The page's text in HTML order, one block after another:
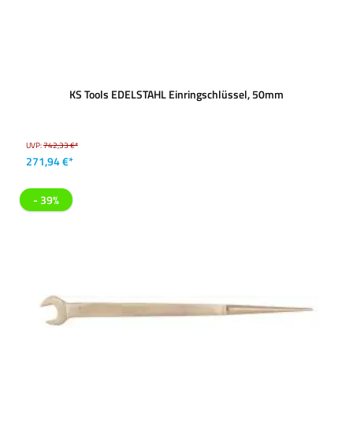
KS Tools EDELSTAHL Einringschlüssel, 50mm
UVP:742,33 €*
271,94 €*
- 39%